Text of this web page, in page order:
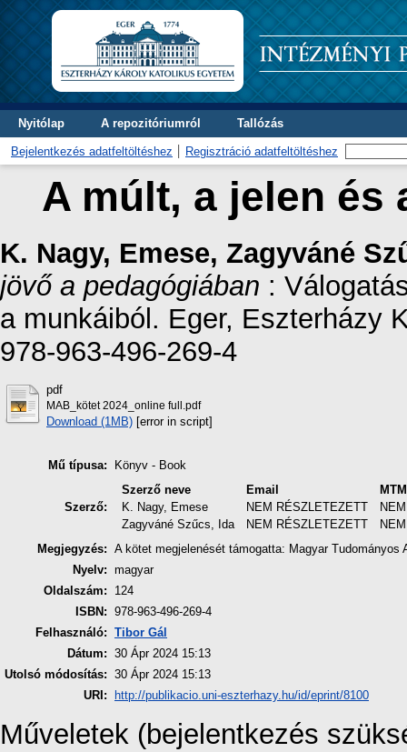
Nyitólap A repozitóriumról Tallózás
Bejelentkezés adatfeltöltéshez Regisztráció adatfeltöltéshez
A múlt, a jelen és
K. Nagy, Emese, Zagyváné
jövő a pedagógiában :
a munkáiból. Eger, Eszterházy
978-963-496-269-4
pdf
MAB_kötet 2024_online full.pdf
Download (1MB) [error in script]
Mű típusa: Könyv - Book
Szerző:
Szerző neve Email
K. Nagy, Emese
NEM RÉSZLETEZETT
Zagyváné Szűcs, Ida
NEM RÉSZLETEZETT
Megjegyzés: A kötet megjelenését támogatta: Magyar
Nyelv: magyar
Oldalszám:
124
ISBN: 978-963-496-269-4
Felhasználó: Tibor Gál
Dátum: 30 Ápr 2024 15:13
Utolsó módosítás: 30 Ápr 2024 15:13
URI:
http://publikacio.uni-eszterhazy.hu/id/eprint/8100
Műveletek (bejelentkezés